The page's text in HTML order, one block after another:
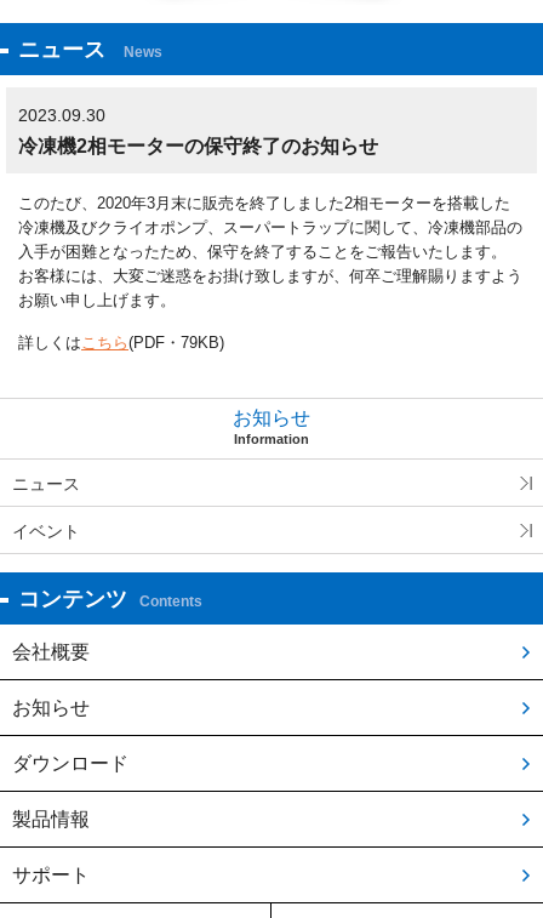
お知らせ
Information
ニュース
イベント
ニュース News
2023.09.30
冷凍機2相モーターの保守終了のお知らせ
このたび、2020年3月末に販売を終了しました2相モーターを搭載した
冷凍機及びクライオポンプ、スーパートラップに関して、冷凍機部品の
入手が困難となったため、保守を終了することをご報告いたします。
お客様には、大変ご迷惑をお掛け致しますが、何卒ご理解賜りますよう
お願い申し上げます。
詳しくは こちら(PDF・79KB)
コンテンツ Contents
会社概要
お知らせ
ダウンロード
製品情報
サポート